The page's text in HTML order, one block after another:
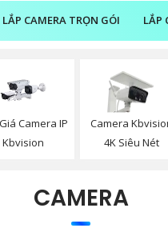
LẮP CAMERA TRỌN GÓI LẮP
Camera IP
Kbvision
Camera
4K Siêu Nét
CAMERA